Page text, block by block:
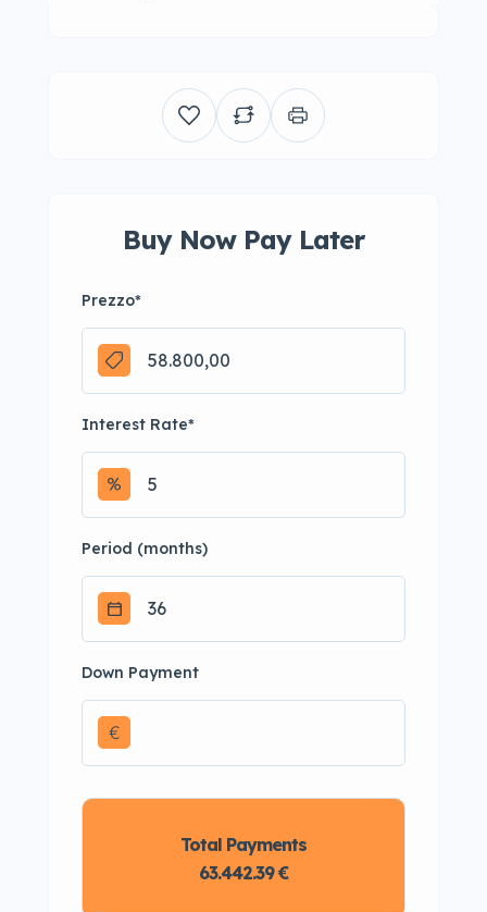
Buy Now Pay Later
Prezzo*
Interest Rate*
Period (months)
Down Payment
€
Total Payments
63.442.39 €